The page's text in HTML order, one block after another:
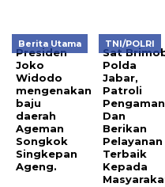
Berita Utama
Presiden
Joko
Widodo
mengenakan
baju
daerah
Ageman
Songkok
Singkepan
Ageng.
TNI/POLRI
Sat
Polda
Jabar,
Patroli
Dan
Berikan
Pelayanan
Terbaik
Kepada